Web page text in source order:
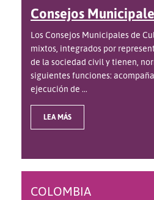
Consejos
Los Consejos Municipales de
mixtos, integrados por
de la sociedad civil y tienen,
siguientes funciones:
ejecución de ...
LEA MÁS
COLOMBIA